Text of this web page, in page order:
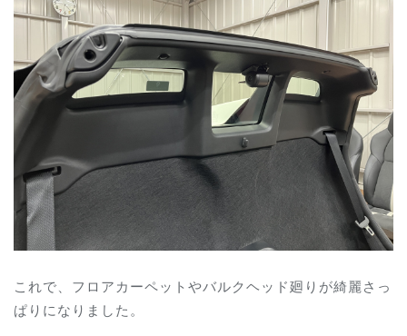
これで、フロアカーペットやバルクヘッド廻りが綺麗さっ
ぱりになりました。